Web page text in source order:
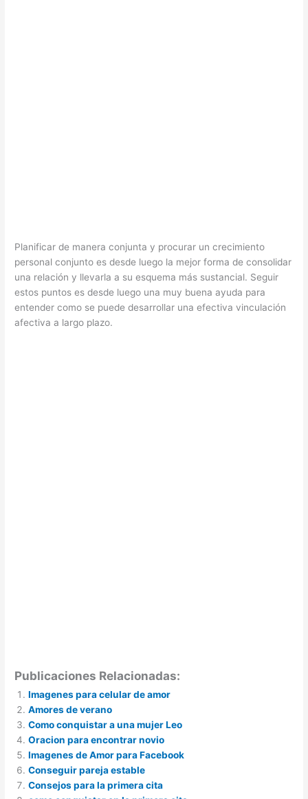
Planificar de manera conjunta y procurar un crecimiento
personal conjunto es desde luego la mejor forma de consolidar
una relación y llevarla a su esquema más sustancial. Seguir
estos puntos es desde luego una muy buena ayuda para
entender como se puede desarrollar una efectiva vinculación
afectiva a largo plazo.
Publicaciones Relacionadas:
Imagenes para celular de amor
Amores de verano
Como conquistar a una mujer Leo
Oracion para encontrar novio
Imagenes de Amor para Facebook
Conseguir pareja estable
Consejos para la primera cita